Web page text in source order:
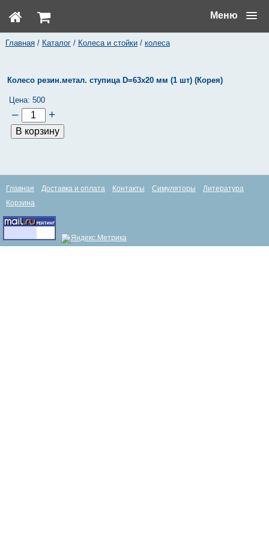
Меню
Главная/ Каталог/ Колеса и стойки/ колеса
Колесо резин.метал. ступица D=63х20 мм (1 шт) (Корея)
Цена: 500
– +
Главная Доставка и оплата Контакты Симуляторы
Литература
Корзина